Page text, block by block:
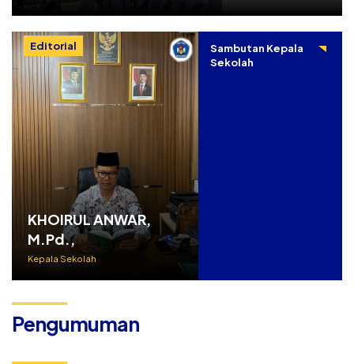
Editorial
KHOIRUL ANWAR,
M.Pd.,
Kepala Sekolah
Sambutan Kepala
Sekolah
Pengumuman